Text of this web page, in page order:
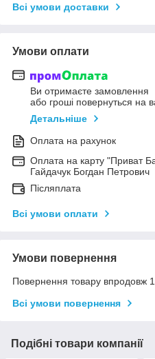
Всі умови доставки
Умови оплати
Ви отримаєте замовлення
або гроші повернуться на
Детальніше
Оплата на рахунок
Оплата на карту "Приват
Гайдачук Богдан Петрович
Післяплата
Всі умови оплати
Умови повернення
Повернення товару впродовж
Всі умови повернення
Подібні товари компанії